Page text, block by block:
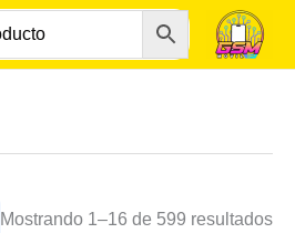
Mostrando 1–16 de 599 resultados